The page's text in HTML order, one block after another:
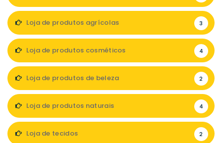
Loja de produtos agrícolas 3
Loja de produtos cosméticos 4
Loja de produtos de beleza 2
Loja de produtos naturais 4
Loja de tecidos 2